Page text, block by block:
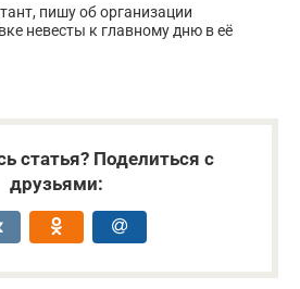
пишу об организации
невесты к главному дню в её
статья? Поделиться с
друзьями: